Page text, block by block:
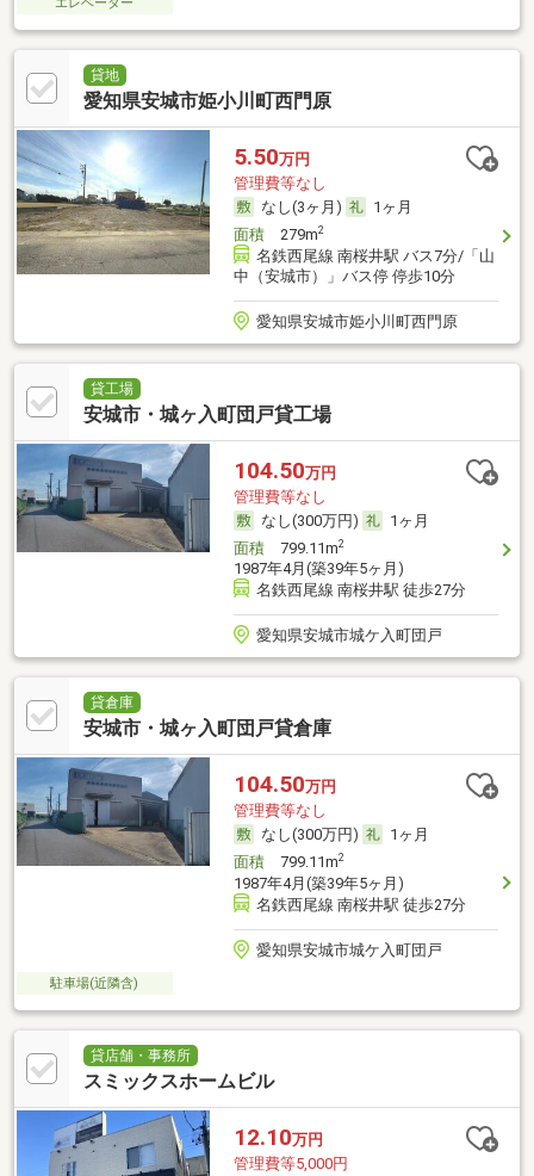
貸地
愛知県安城市姫小川町西門原
5.50万円
管理費等なし
なし(3ヶ月)
1ヶ月
面積279m2
名鉄西尾線 南桜井駅 バス7分/「山
中（安城市）」バス停 停歩10分
愛知県安城市姫小川町西門原
貸工場
安城市・城ヶ入町団戸貸工場
104.50万円
管理費等なし
なし(300万円)
1ヶ月
面積799.11m2
1987年4月(築39年5ヶ月)
名鉄西尾線 南桜井駅 徒歩27分
愛知県安城市城ケ入町団戸
貸倉庫
安城市・城ヶ入町団戸貸倉庫
104.50万円
管理費等なし
なし(300万円)
1ヶ月
面積799.11m2
1987年4月(築39年5ヶ月)
名鉄西尾線 南桜井駅 徒歩27分
愛知県安城市城ケ入町団戸
駐車場(近隣含)
貸店舗・事務所
スミックスホームビル
12.10万円
管理費等5,000円